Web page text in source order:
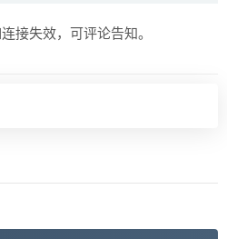
接失效，可评论告知。